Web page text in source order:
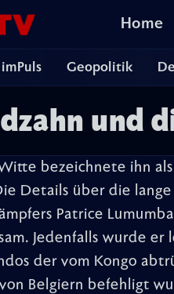
Home
Geopolitik
und
bezeichnete ihn
Details über die
Patrice
Jedenfalls wurde er
der vom Kongo
Belgiern befehligt